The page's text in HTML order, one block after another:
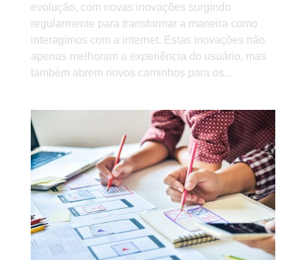
evolução, com novas inovações surgindo
regularmente para transformar a maneira como
interagimos com a internet. Estas inovações não
apenas melhoram a experiência do usuário, mas
também abrem novos caminhos para os...